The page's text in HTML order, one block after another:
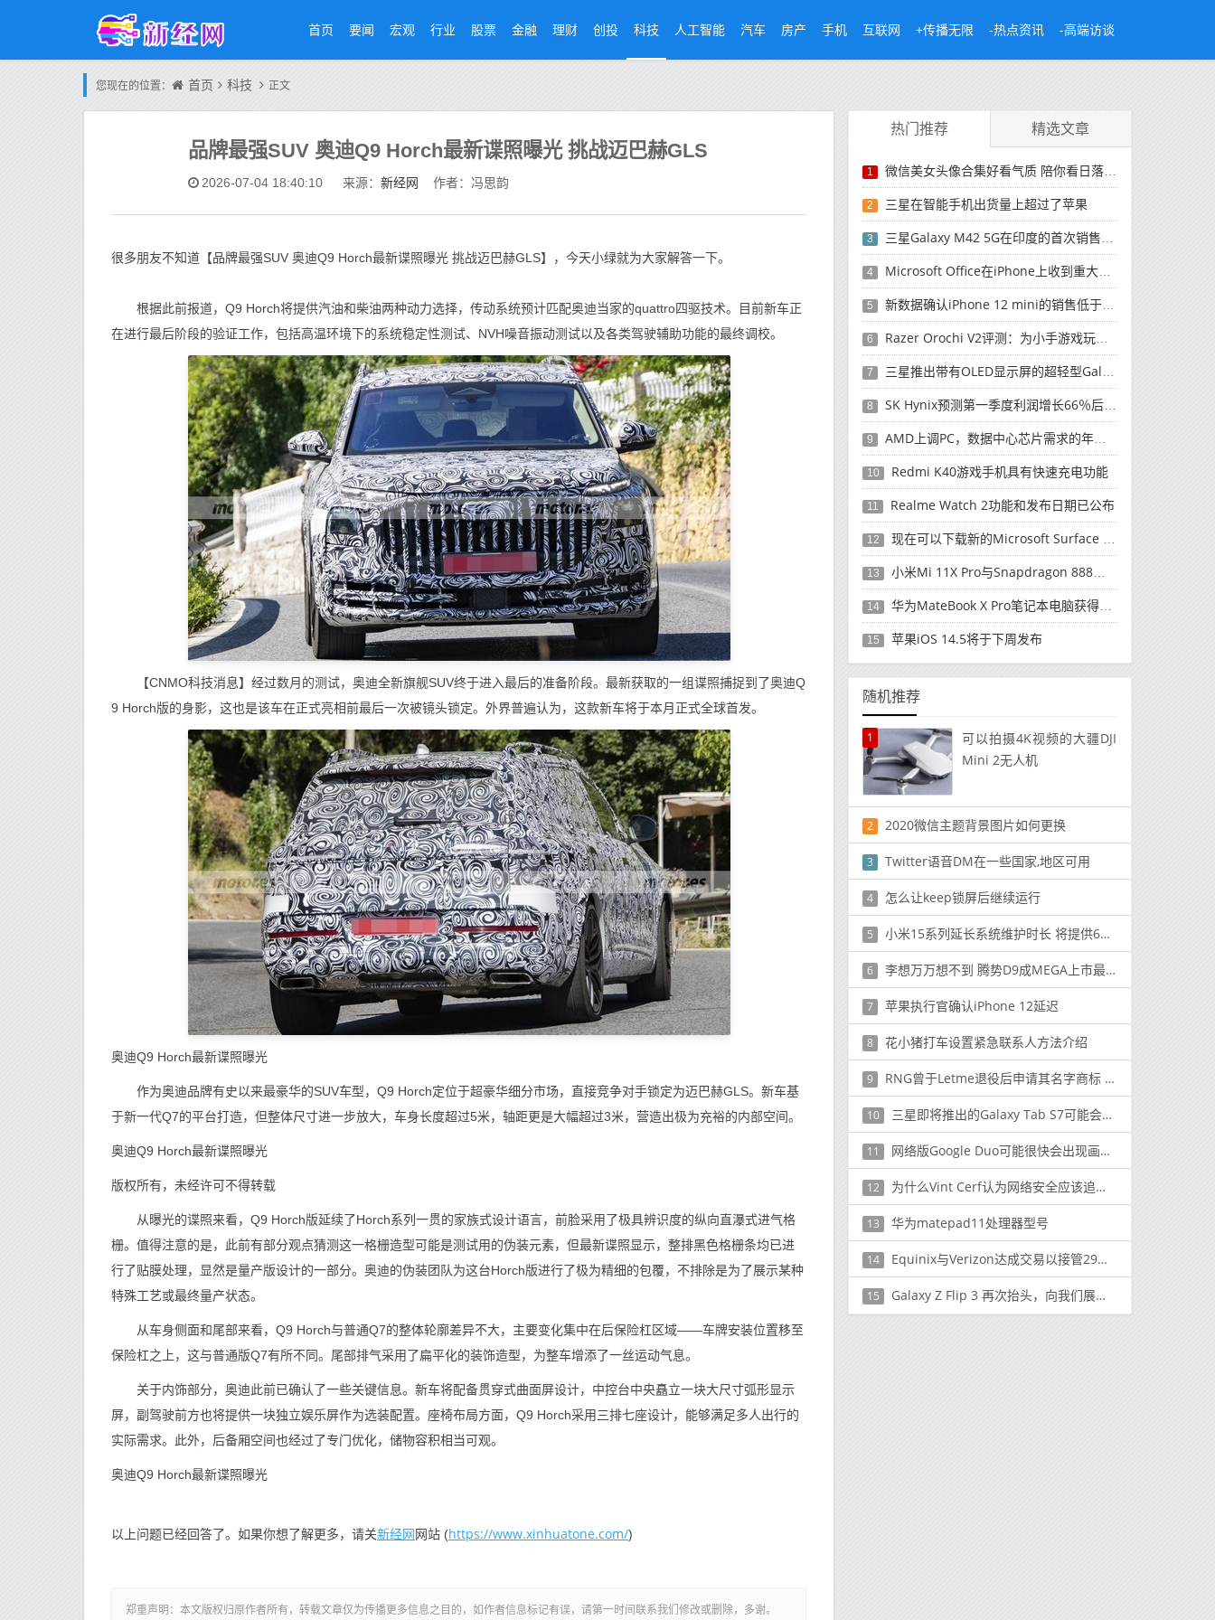
首页 要闻 宏观 行业 股票 金融 理财 创投 科技 人工智能 汽车 房产 手机 互联网 +传播无限 -热点资讯 -高端访谈
您现在的位置： 首页 科技 正文
品牌最强SUV 奥迪Q9 Horch最新谍照曝光 挑战迈巴赫GLS
2026-07-04 18:40:10 来源： 新经网 作者：冯思韵
很多朋友不知道【品牌最强SUV 奥迪Q9 Horch最新谍照曝光 挑战迈巴赫GLS】，今天小绿就为大家解答一下。
根据此前报道，Q9 Horch将提供汽油和柴油两种动力选择，传动系统预计匹配奥迪当家的quattro四驱技术。目前新车正
在进行最后阶段的验证工作，包括高温环境下的系统稳定性测试、NVH噪音振动测试以及各类驾驶辅助功能的最终调校。
【CNMO科技消息】经过数月的测试，奥迪全新旗舰SUV终于进入最后的准备阶段。最新获取的一组谍照捕捉到了奥迪Q
9 Horch版的身影，这也是该车在正式亮相前最后一次被镜头锁定。外界普遍认为，这款新车将于本月正式全球首发。
奥迪Q9 Horch最新谍照曝光
作为奥迪品牌有史以来最豪华的SUV车型，Q9 Horch定位于超豪华细分市场，直接竞争对手锁定为迈巴赫GLS。新车基
于新一代Q7的平台打造，但整体尺寸进一步放大，车身长度超过5米，轴距更是大幅超过3米，营造出极为充裕的内部空间。
奥迪Q9 Horch最新谍照曝光
版权所有，未经许可不得转载
从曝光的谍照来看，Q9 Horch版延续了Horch系列一贯的家族式设计语言，前脸采用了极具辨识度的纵向直瀑式进气格
栅。值得注意的是，此前有部分观点猜测这一格栅造型可能是测试用的伪装元素，但最新谍照显示，整排黑色格栅条均已进
行了贴膜处理，显然是量产版设计的一部分。奥迪的伪装团队为这台Horch版进行了极为精细的包覆，不排除是为了展示某种
特殊工艺或最终量产状态。
从车身侧面和尾部来看，Q9 Horch与普通Q7的整体轮廓差异不大，主要变化集中在后保险杠区域——车牌安装位置移至
保险杠之上，这与普通版Q7有所不同。尾部排气采用了扁平化的装饰造型，为整车增添了一丝运动气息。
关于内饰部分，奥迪此前已确认了一些关键信息。新车将配备贯穿式曲面屏设计，中控台中央矗立一块大尺寸弧形显示
屏，副驾驶前方也将提供一块独立娱乐屏作为选装配置。座椅布局方面，Q9 Horch采用三排七座设计，能够满足多人出行的
实际需求。此外，后备厢空间也经过了专门优化，储物容积相当可观。
奥迪Q9 Horch最新谍照曝光
以上问题已经回答了。如果你想了解更多，请关新经网网站 (https://www.xinhuatone.com/)
郑重声明：本文版权归原作者所有，转载文章仅为传播更多信息之目的，如作者信息标记有误，请第一时间联系我们修改或删除，多谢。
热门推荐 精选文章
1 微信美女头像合集好看气质 陪你看日落的人比日落更浪漫
2 三星在智能手机出货量上超过了苹果
3 三星Galaxy M42 5G在印度的首次销售将于今晚开始
4 Microsoft Office在iPhone上收到重大更新
5 新数据确认iPhone 12 mini的销售低于预期
6 Razer Orochi V2评测：为小手游戏玩家设计的鼠标
7 三星推出带有OLED显示屏的超轻型Galaxy Book Pro和Galaxy Book Pro 360笔记本电脑
8 SK Hynix预测第一季度利润增长66％后，对芯片的需求将增强
9 AMD上调PC，数据中心芯片需求的年度收入预测
10 Redmi K40游戏手机具有快速充电功能
11 Realme Watch 2功能和发布日期已公布
12 现在可以下载新的Microsoft Surface Duo更新
13 小米Mi 11X Pro与Snapdragon 888处理器一起发布
14 华为MateBook X Pro笔记本电脑获得全新升级
15 苹果iOS 14.5将于下周发布
随机推荐
1
可以拍摄4K视频的大疆DJI
Mini 2无人机
2 2020微信主题背景图片如何更换
3 Twitter语音DM在一些国家,地区可用
4 怎么让keep锁屏后继续运行
5 小米15系列延长系统维护时长 将提供6年澎湃OS更新
6 李想万万想不到 腾势D9成MEGA上市最大赢家：多出五千订单
7 苹果执行官确认iPhone 12延迟
8 花小猪打车设置紧急联系人方法介绍
9 RNG曾于Letme退役后申请其名字商标 早就埋下伏笔？
10 三星即将推出的Galaxy Tab S7可能会放弃用于液晶显示器的Super AMOLED
11 网络版Google Duo可能很快会出现画中画模式
12 为什么Vint Cerf认为网络安全应该追溯到未来
13 华为matepad11处理器型号
14 Equinix与Verizon达成交易以接管29个数据中心
15 Galaxy Z Flip 3 再次抬头，向我们展示了多种颜色选择